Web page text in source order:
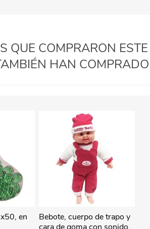
QUE COMPRARON ESTE
HAN COMPRADO
en
Bebote, cuerpo de trapo y